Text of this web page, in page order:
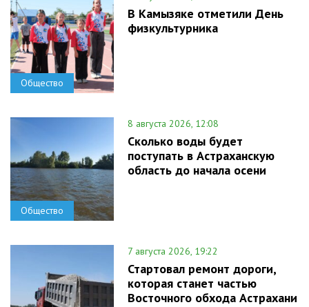
Общество
В Камызяке отметили День
физкультурника
Общество
8 августа 2026, 12:08
Сколько воды будет
поступать в Астраханскую
область до начала осени
7 августа 2026, 19:22
Стартовал ремонт дороги,
которая станет частью
Восточного обхода Астрахани